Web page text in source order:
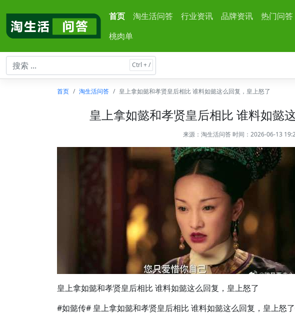
首页 淘生活问答 行业资讯 品牌资讯 热门问答
桃肉单
首页 淘生活问答 皇上拿如懿和孝贤皇后相比 谁料如懿这么回复，皇上怒了
皇上拿如懿和孝贤皇后相比 谁料如懿
来源： 淘生活问答 时间：2026-06-13
皇上拿如懿和孝贤皇后相比 谁料如懿这么回复，皇上怒了
#如懿传# 皇上拿如懿和孝贤皇后相比 谁料如懿这么回复，皇上怒